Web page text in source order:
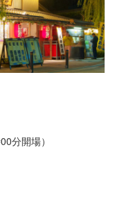
分開場）